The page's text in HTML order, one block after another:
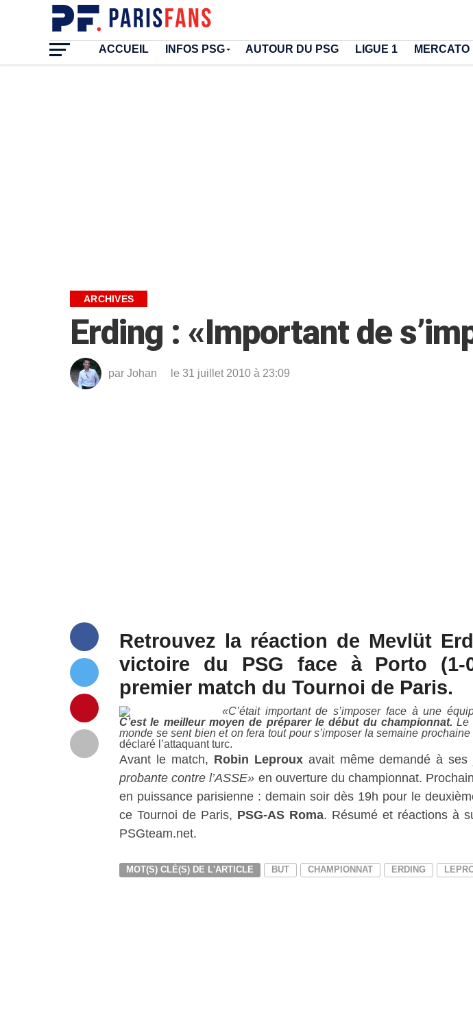
ACCUEIL INFOS PSG AUTOUR DU PSG LIGUE 1 MERCATO
ARCHIVES
Erding : «Important de
par Johan le 31 juillet 2010 à 23:09
Retrouvez la réaction de Mevlüt
victoire du PSG face à Porto (1-
premier match du Tournoi de Paris.
«C’était important de s’imposer face à une
C’est le meilleur moyen de préparer le début du championnat. Le
monde se sent bien et on fera tout pour s’imposer la semaine
déclaré l’attaquant turc.
Avant le match, Robin Leprouxavait même demandé à
probante contre l’ASSE» en ouverture du championnat.
en puissance parisienne : demain soir dès 19h pour le
ce Tournoi de Paris, PSG-AS Roma. Résumé et réactions à
PSGteam.net.
MOT(S) CLÉ(S) DE L'ARTICLE BUT CHAMPIONNAT ERDING